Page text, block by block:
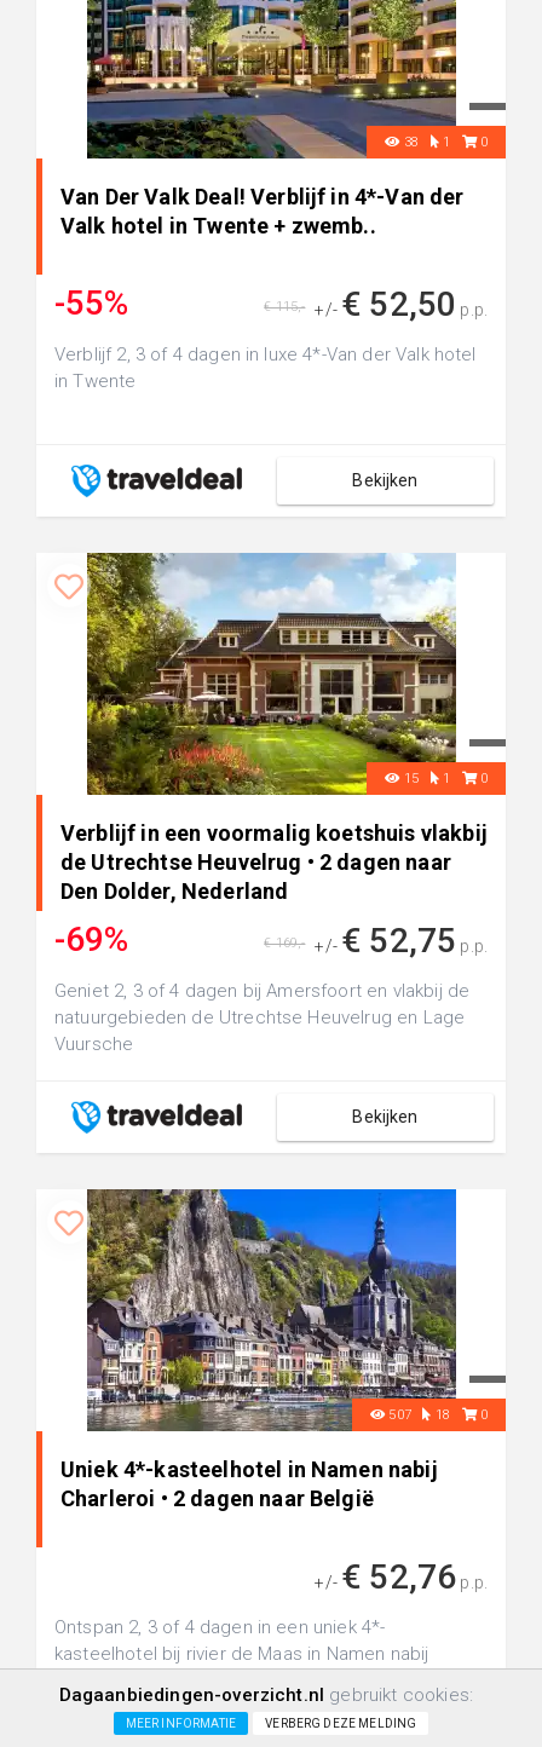
38 1 0
Van Der Valk Deal! Verblijf in 4*-Van der
Valk hotel in Twente + zwemb..
-55% +/- € 52,50 p.p.
€ 115,-
Verblijf 2, 3 of 4 dagen in luxe 4*-Van der Valk hotel
in Twente
Bekijken
15 1 0
Verblijf in een voormalig koetshuis vlakbij
de Utrechtse Heuvelrug • 2 dagen naar
Den Dolder, Nederland
-69% +/- € 52,75 p.p.
€ 169,-
Geniet 2, 3 of 4 dagen bij Amersfoort en vlakbij de
natuurgebieden de Utrechtse Heuvelrug en Lage
Vuursche
Bekijken
507 18 0
Uniek 4*-kasteelhotel in Namen nabij
Charleroi • 2 dagen naar België
+/- € 52,76 p.p.
Ontspan 2, 3 of 4 dagen in een uniek 4*-
kasteelhotel bij rivier de Maas in Namen nabij
Dagaanbiedingen-overzicht.nl gebruikt cookies:
MEER INFORMATIE VERBERG DEZE MELDING